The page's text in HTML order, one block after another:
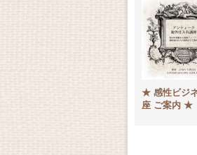
★ 感性ビジ
座 ご案内 ★